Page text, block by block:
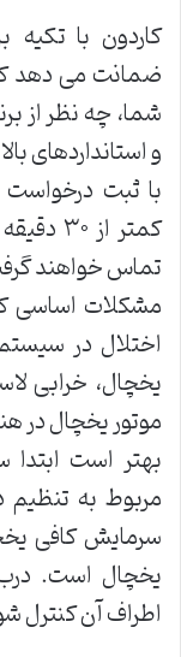
کاردون با
ضمانت می دهد
شما، چه نظر از
و استانداردهای
با ثبت
کمتر
تماس خواهند
مشکلات اساسی
اختلال در
یخچال، خرابی
موتور یخچال در
بهتر است
مربوط به
سرمایش کافی
یخچال است.
اطراف آن کنترل